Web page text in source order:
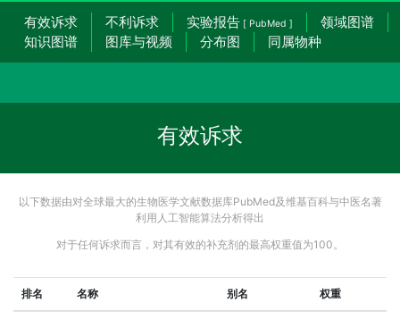
有效诉求 不利诉求 实验报告 [ PubMed ]
领域图谱
知识图谱
图库与视频 分布图 同属物种
有效诉求
以下数据由对全球最大的生物医学文献数据库PubMed及维基百科与中医名著
利用人工智能算法分析得出
对于任何诉求而言，对其有效的补充剂的最高权重值为100。
排名 名称 别名 权重